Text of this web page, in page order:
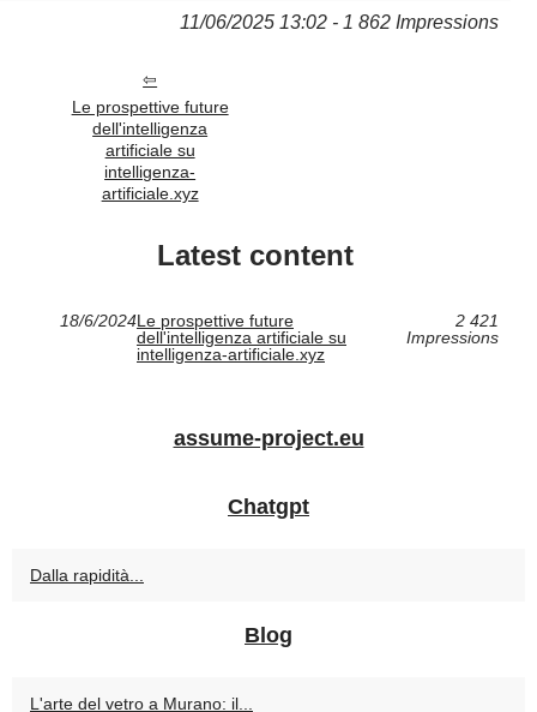
11/06/2025 13:02 - 1 862 Impressions
Le prospettive future
dell'intelligenza
artificiale su
intelligenza-
artificiale.xyz
Latest content
18/6/2024Le prospettive future
dell'intelligenza artificiale su
intelligenza-artificiale.xyz
2 421
Impressions
assume-project.eu
Chatgpt
Dalla rapidità...
Blog
L'arte del vetro a Murano: il...